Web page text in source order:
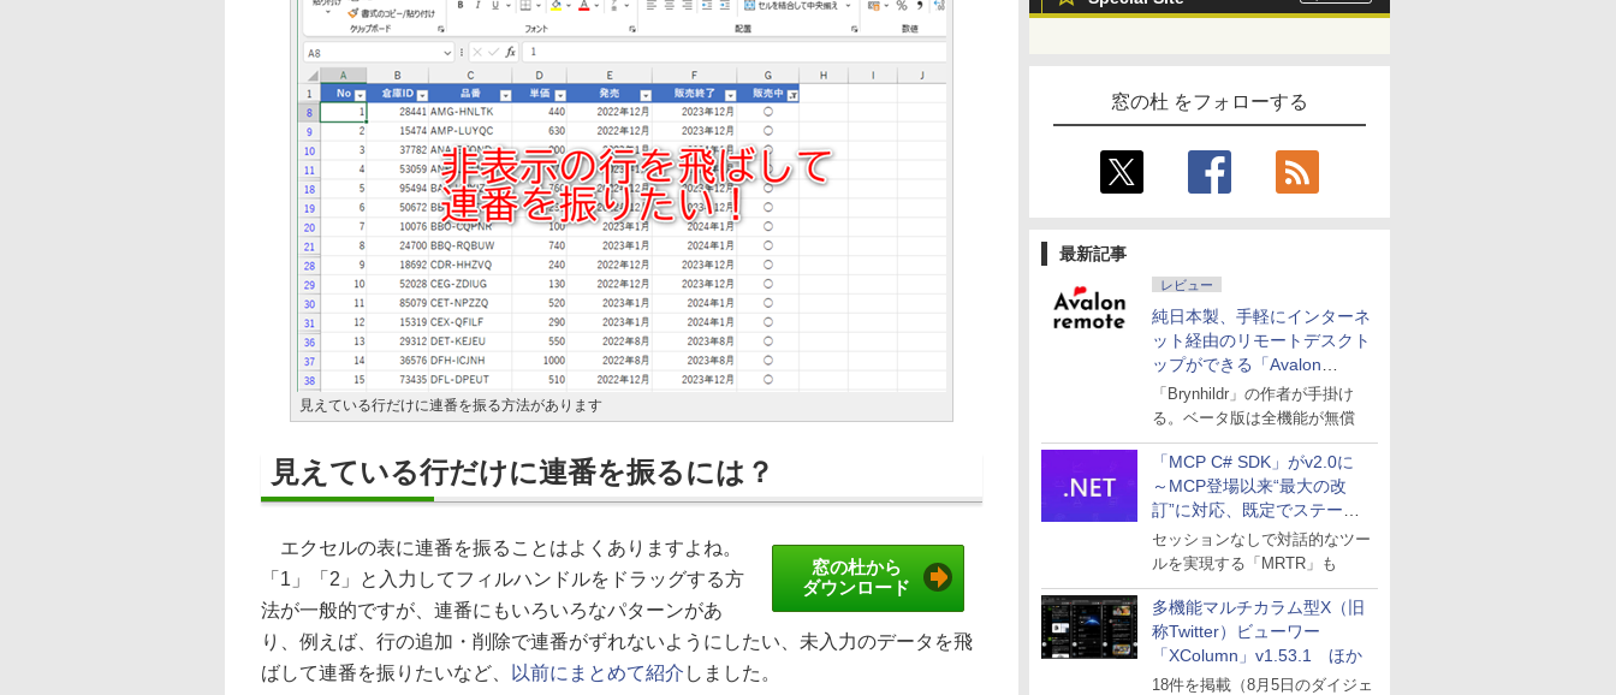
窓の杜 をフォローする
最新記事
レビュー
純日本製、手軽にインターネ
ット経由のリモートデスクト
ップができる「Avalon
remote」
「Brynhildr」の作者が手掛け
る。ベータ版は全機能が無償
「MCP C# SDK」がv2.0に
～MCP登場以来“最大の改
訂”に対応、既定でステート
レスへ
セッションなしで対話的なツー
ルを実現する「MRTR」も
多機能マルチカラム型X（旧
称Twitter）ビューワー
「XColumn」v1.53.1 ほか
18件を掲載（8月5日のダイジェ
見えている行だけに連番を振る方法があります
見えている行だけに連番を振るには？
窓の杜から
ダウンロード
エクセルの表に連番を振ることはよくありますよね。
「1」「2」と入力してフィルハンドルをドラッグする方
法が一般的ですが、連番にもいろいろなパターンがあ
り、例えば、行の追加・削除で連番がずれないようにしたい、未入力のデータを飛
ばして連番を振りたいなど、
以前にまとめて紹介 しました。